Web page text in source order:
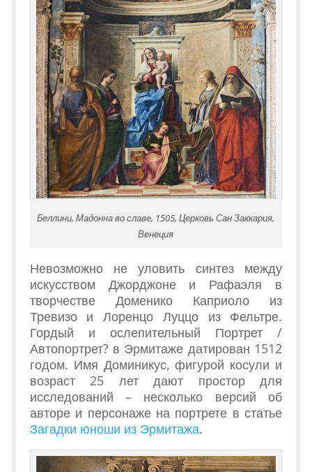
Беллини, Мадонна во славе, 1505, Церковь Сан Заккария,
Венеция
Невозможно не уловить синтез между
искусством Джорджоне и Рафаэля в
творчестве Доменико Каприоло из
Тревизо и Лоренцо Луццо из Фельтре.
Гордый и ослепительный Портрет /
Автопортрет? в Эрмитаже датирован 1512
годом. Имя Доминикус, фигурой косули и
возраст 25 лет дают простор для
исследований – несколько версий об
авторе и персонаже на портрете в статье
Загадки юноши из Эрмитажа.